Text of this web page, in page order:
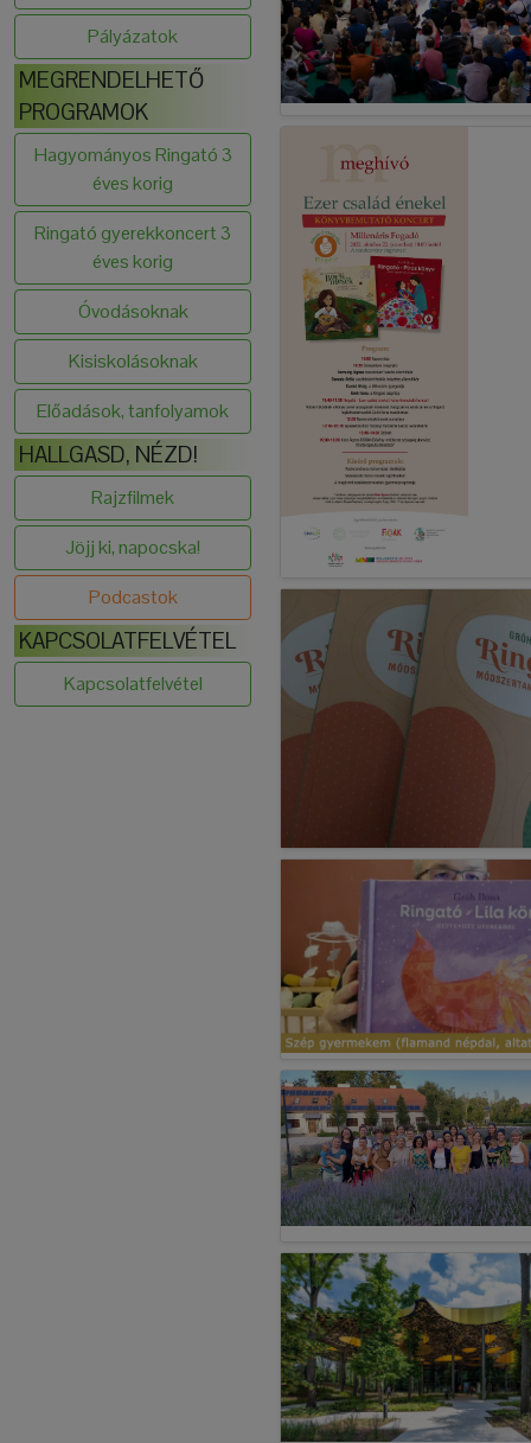
Pályázatok
MEGRENDELHETŐ
PROGRAMOK
Hagyományos Ringató 3
éves korig
Ringató gyerekkoncert 3
éves korig
Óvodásoknak
Kisiskolásoknak
Előadások, tanfolyamok
HALLGASD, NÉZD!
Rajzfilmek
Jöjj ki, napocska!
Podcastok
KAPCSOLATFELVÉTEL
Kapcsolatfelvétel